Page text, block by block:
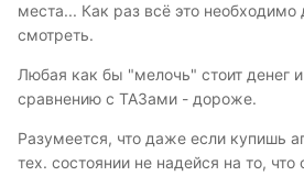
места... Как раз всё это необходимо
смотреть.
Любая как бы "мелочь" стоит денег
сравнению с ТАЗами - дороже.
Разумеется, что даже если купишь
тех. состоянии не надейся на то, что